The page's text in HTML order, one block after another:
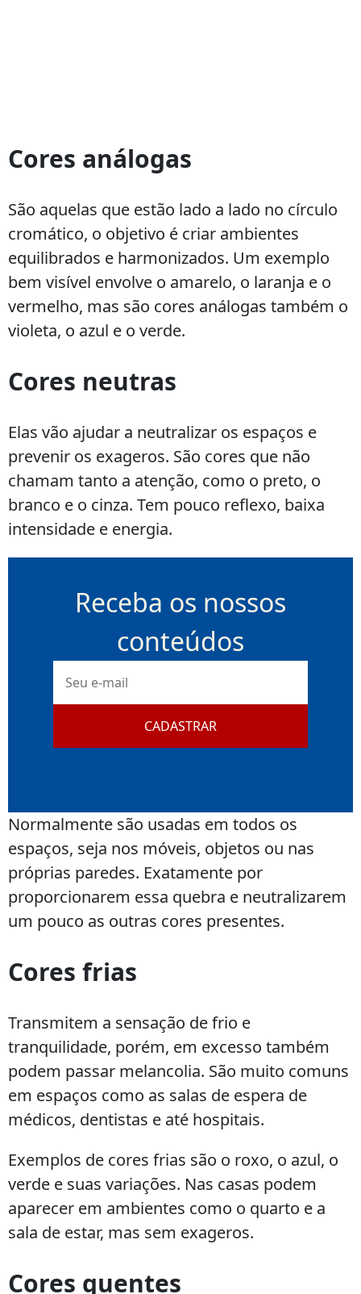
Cores análogas
São aquelas que estão lado a lado no círculo
cromático, o objetivo é criar ambientes
equilibrados e harmonizados. Um exemplo
bem visível envolve o amarelo, o laranja e o
vermelho, mas são cores análogas também o
violeta, o azul e o verde.
Cores neutras
Elas vão ajudar a neutralizar os espaços e
prevenir os exageros. São cores que não
chamam tanto a atenção, como o preto, o
branco e o cinza. Tem pouco reflexo, baixa
intensidade e energia.
Receba os nossos
conteúdos
mail
CADASTRAR
Normalmente são usadas em todos os
espaços, seja nos móveis, objetos ou nas
próprias paredes. Exatamente por
proporcionarem essa quebra e neutralizarem
um pouco as outras cores presentes.
Cores frias
Transmitem a sensação de frio e
tranquilidade, porém, em excesso também
podem passar melancolia. São muito comuns
em espaços como as salas de espera de
médicos, dentistas e até hospitais.
Exemplos de cores frias são o roxo, o azul, o
verde e suas variações. Nas casas podem
aparecer em ambientes como o quarto e a
sala de estar, mas sem exageros.
Cores quentes